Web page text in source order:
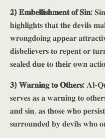
𝟐) 𝐄𝐦𝐛𝐞𝐥𝐥𝐢𝐬𝐡𝐦𝐞𝐧𝐭 𝐨𝐟 𝐒𝐢𝐧:
𝐡𝐢𝐠𝐡𝐥𝐢𝐠𝐡𝐭𝐬 𝐭𝐡𝐚𝐭 𝐭𝐡𝐞 𝐝𝐞𝐯𝐢𝐥𝐬
𝐰𝐫𝐨𝐧𝐠𝐝𝐨𝐢𝐧𝐠 𝐚𝐩𝐩𝐞𝐚𝐫
𝐝𝐢𝐬𝐛𝐞𝐥𝐢𝐞𝐯𝐞𝐫𝐬 𝐭𝐨 𝐫𝐞𝐩𝐞𝐧𝐭 𝐨𝐫
𝐬𝐞𝐚𝐥𝐞𝐝 𝐝𝐮𝐞 𝐭𝐨 𝐭𝐡𝐞𝐢𝐫 𝐨𝐰𝐧
𝟑) 𝐖𝐚𝐫𝐧𝐢𝐧𝐠 𝐭𝐨 𝐎𝐭𝐡𝐞𝐫𝐬:𝐀𝐥-
𝐬𝐞𝐫𝐯𝐞𝐬 𝐚𝐬 𝐚 𝐰𝐚𝐫𝐧𝐢𝐧𝐠 𝐭𝐨
𝐚𝐧𝐝 𝐬𝐢𝐧, 𝐚𝐬 𝐭𝐡𝐨𝐬𝐞 𝐰𝐡𝐨
𝐬𝐮𝐫𝐫𝐨𝐮𝐧𝐝𝐞𝐝 𝐛𝐲 𝐝𝐞𝐯𝐢𝐥𝐬 𝐰𝐡𝐨